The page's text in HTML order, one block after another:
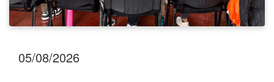
05/08/2026